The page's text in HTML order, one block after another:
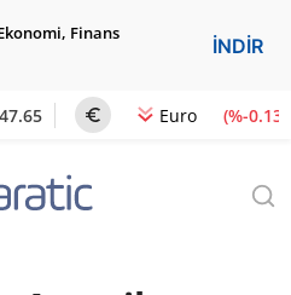
Finans
İNDİR
47.65 Euro (%-0.13)